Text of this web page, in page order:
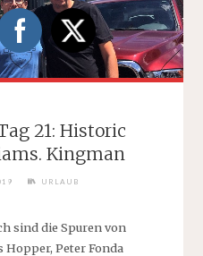
21: Historic
Kingman
URLAUB
sind die Spuren von
Hopper, Peter Fonda